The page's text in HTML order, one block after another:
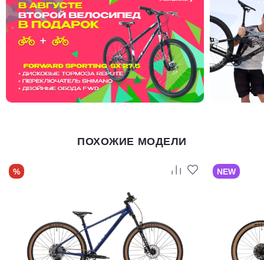
ПОХОЖИЕ МОДЕЛИ
% NEW